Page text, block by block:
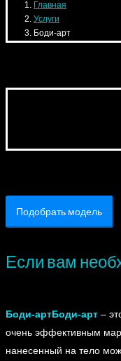
Главная
Услуги
Боди-арт
Подобрать модель
Если вам
Боди-артБоди-арт –
очень эффективным
нанесенный на тело